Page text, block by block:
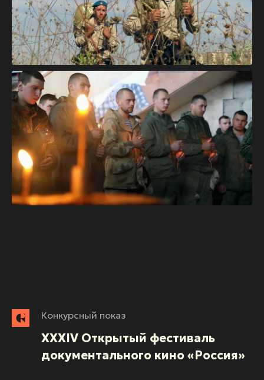
Конкурсный показ
XXXIV Открытый фестиваль
документального кино «Россия»